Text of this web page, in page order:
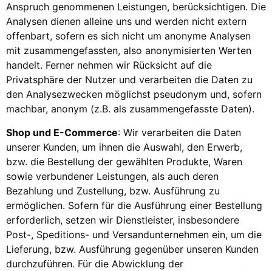
Anspruch genommenen Leistungen, berücksichtigen. Die
Analysen dienen alleine uns und werden nicht extern
offenbart, sofern es sich nicht um anonyme Analysen
mit zusammengefassten, also anonymisierten Werten
handelt. Ferner nehmen wir Rücksicht auf die
Privatsphäre der Nutzer und verarbeiten die Daten zu
den Analysezwecken möglichst pseudonym und, sofern
machbar, anonym (z.B. als zusammengefasste Daten).
Shop und E-Commerce: Wir verarbeiten die Daten
unserer Kunden, um ihnen die Auswahl, den Erwerb,
bzw. die Bestellung der gewählten Produkte, Waren
sowie verbundener Leistungen, als auch deren
Bezahlung und Zustellung, bzw. Ausführung zu
ermöglichen. Sofern für die Ausführung einer Bestellung
erforderlich, setzen wir Dienstleister, insbesondere
Post-, Speditions- und Versandunternehmen ein, um die
Lieferung, bzw. Ausführung gegenüber unseren Kunden
durchzuführen. Für die Abwicklung der